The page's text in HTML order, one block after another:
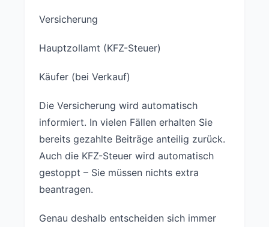
Versicherung
Hauptzollamt (KFZ-Steuer)
Käufer (bei Verkauf)
Die Versicherung wird automatisch
informiert. In vielen Fällen erhalten Sie
bereits gezahlte Beiträge anteilig zurück.
Auch die KFZ-Steuer wird automatisch
gestoppt – Sie müssen nichts extra
beantragen.
Genau deshalb entscheiden sich immer